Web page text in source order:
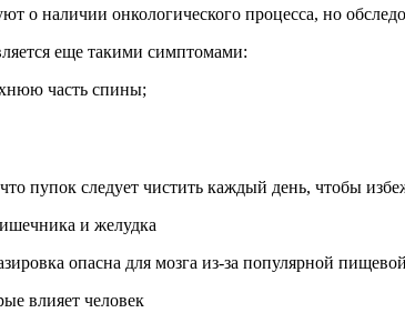
о наличии онкологического процесса, но
еще такими симптомами:
часть спины;
пупок следует чистить каждый день, чтобы
и желудка
опасна для мозга из-за популярной
влияет человек